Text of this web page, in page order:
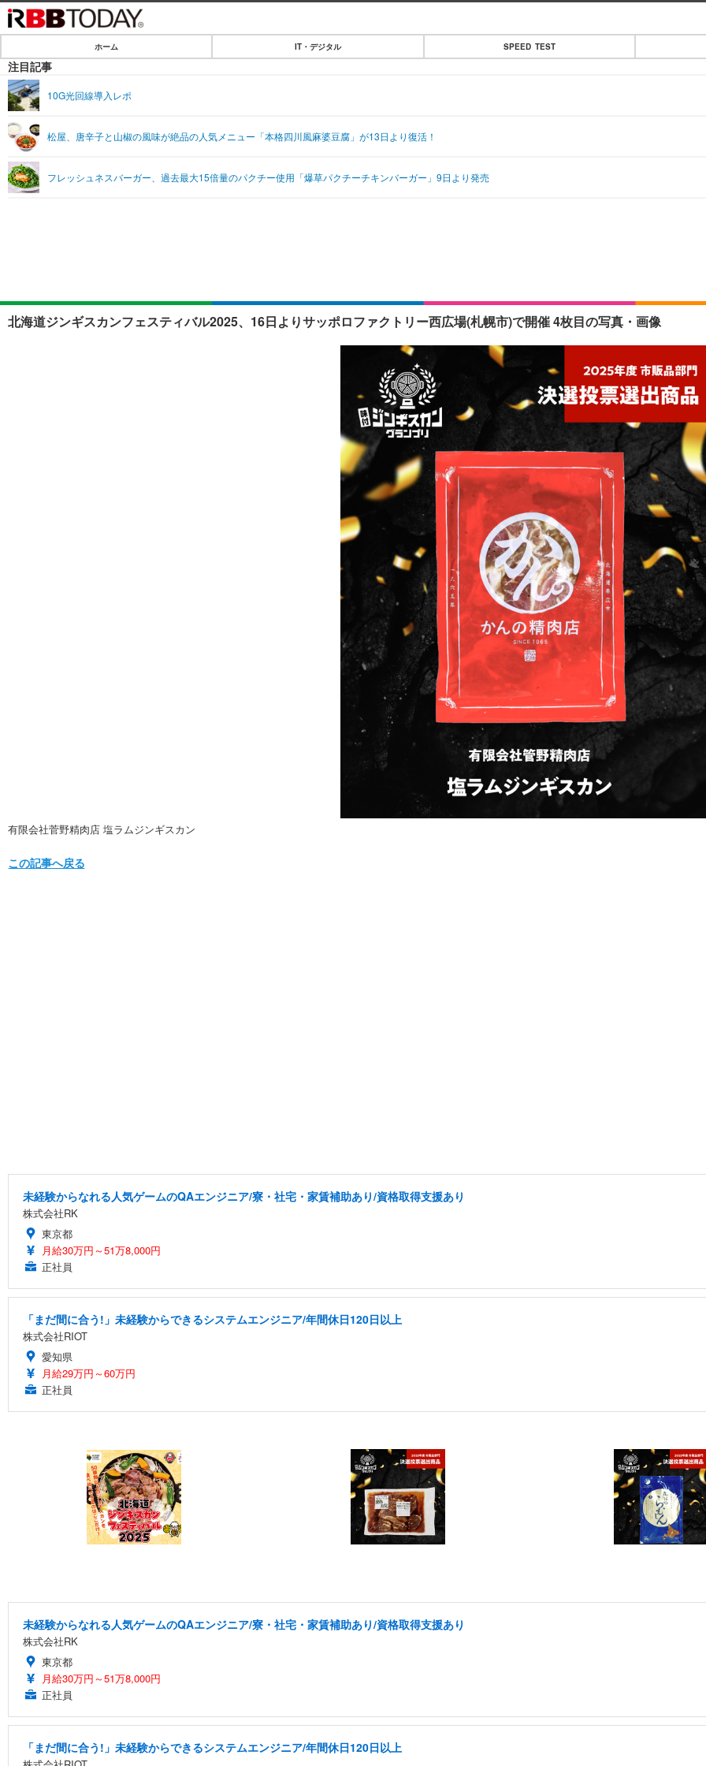
IT・デジタル
ショッピング
エンタメ
エンタメTOP
ショッピング
ライフ
ホーム IT・デジタル SPEED TEST
注目記事
10G光回線導入レポ
松屋、唐辛子と山椒の風味が絶品の人気メニュー「本格四川風麻婆豆腐」が13日より復活！
フレッシュネスバーガー、過去最大15倍量のパクチー使用「爆草パクチーチキンバーガー」9日より発売
北海道ジンギスカンフェスティバル2025、16日よりサッポロファクトリー西広場(札幌市)で開催 4枚目の写真・画像
有限会社菅野精肉店 塩ラムジンギスカン
この記事へ戻る
未経験からなれる人気ゲームのQAエンジニア/寮・社宅・家賃補助あり/資格取得支援あり
株式会社RK
東京都
月給30万円～51万8,000円
正社員
「まだ間に合う!」未経験からできるシステムエンジニア/年間休日120日以上
株式会社RIOT
愛知県
月給29万円～60万円
正社員
未経験からなれる人気ゲームのQAエンジニア/寮・社宅・家賃補助あり/資格取得支援あり
株式会社RK
東京都
月給30万円～51万8,000円
正社員
「まだ間に合う!」未経験からできるシステムエンジニア/年間休日120日以上